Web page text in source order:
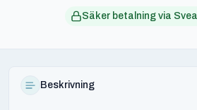
Säker betalning via
Beskrivning